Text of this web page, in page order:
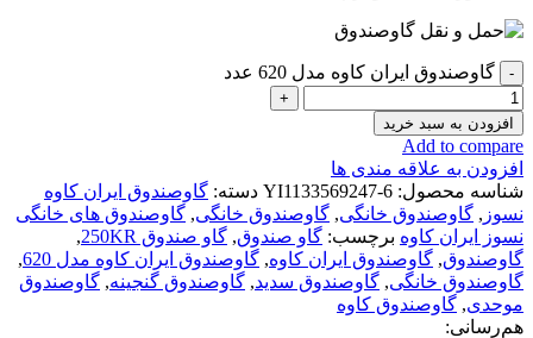
گاوصندوق ایران کاوه مدل 620 عدد
افزودن به سبد خرید
Add to compare
افزودن به علاقه مندی ها
شناسه محصول: YI1133569247-6 دسته: گاوصندوق ایران کاوه
نسوز , گاوصندوق خانگی, گاوصندوق خانگی, گاوصندوق های خانگی
نسوز ایران کاوه برچسب: گاو صندوق, گاو صندوق 250KR
,
گاوصندوق, گاوصندوق ایران کاوه, گاوصندوق ایران کاوه مدل 620
,
گاوصندوق خانگی, گاوصندوق سدید, گاوصندوق گنجینه, گاوصندوق
موحدی, گاوصندوق کاوه
هم‌رسانی: